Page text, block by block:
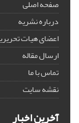
صفحه اصلی
درباره نشریه
اعضای هیات
ارسال مقاله
تماس با ما
نقشه سایت
آخرین اخبار